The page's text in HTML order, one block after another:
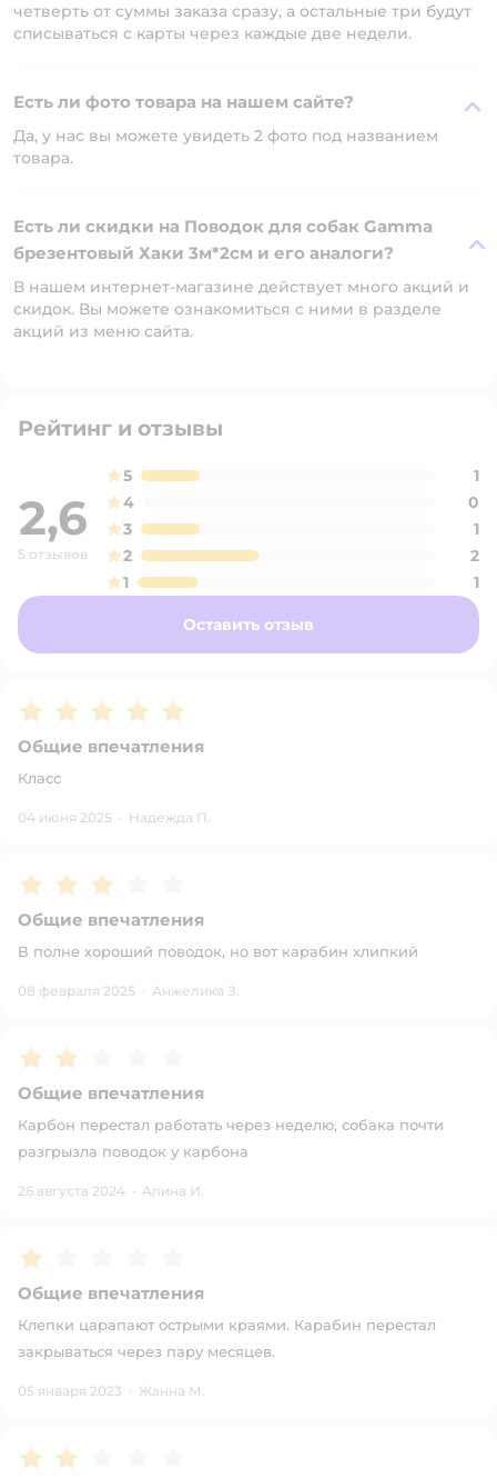
четверть от суммы заказа сразу, а остальные три будут
списываться с карты через каждые две недели.
Есть ли фото товара на нашем сайте?
Да, у нас вы можете увидеть 2 фото под названием
товара.
Есть ли скидки на Поводок для собак Gamma
брезентовый Хаки 3м*2см и его аналоги?
В нашем интернет-магазине действует много акций и
скидок. Вы можете ознакомиться с ними в разделе
акций из меню сайта.
Рейтинг и отзывы
2,6
5 отзывов
5
1
4
0
3
1
2
2
1
1
Оставить отзыв
Рейтинг:5
Общие впечатления
Класс
04 июня 2025 · Надежда П.
Рейтинг:3
Общие впечатления
В полне хороший поводок, но вот карабин хлипкий
08 февраля 2025 · Анжелика З.
Рейтинг:
Общие впечатления
Карбон перестал работать через неделю, собака почти
разгрызла поводок у карбона
26 августа 2024 · Алина И.
Рейтинг:
Общие впечатления
Клепки царапают острыми краями. Карабин перестал
закрываться через пару месяцев.
05 января 2023 · Жанна М.
Рейтинг: